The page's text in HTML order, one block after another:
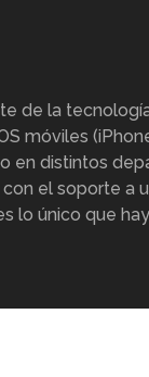
de la
móviles
en distintos
el soporte a
lo único que